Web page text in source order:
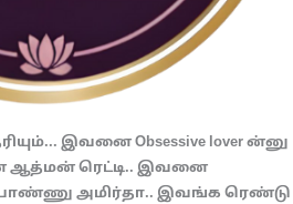
இவனை Obsessive lover ன்னு
ஆத்மன் ரெட்டி.. இவனை
அமிர்தா.. இவங்க ரெண்டு